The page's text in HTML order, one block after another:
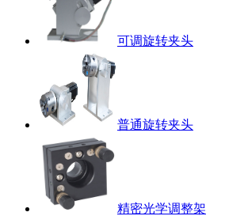
可调旋转夹头
普通旋转夹头
精密光学调整架